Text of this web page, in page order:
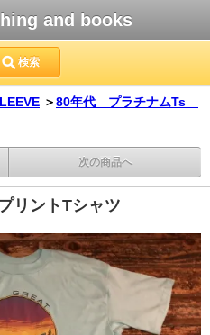
and books
検索
＞80年代 プラチナムTs
次の商品へ
ントTシャツ